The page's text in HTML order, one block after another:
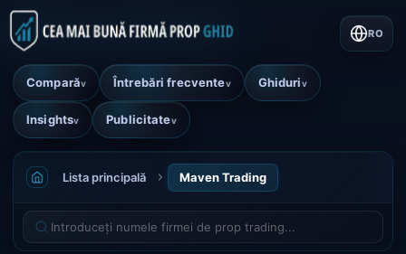
Comparăv Întrebări frecventev Ghiduriv
Insightsv Publicitatev
RO
Lista principală Maven Trading